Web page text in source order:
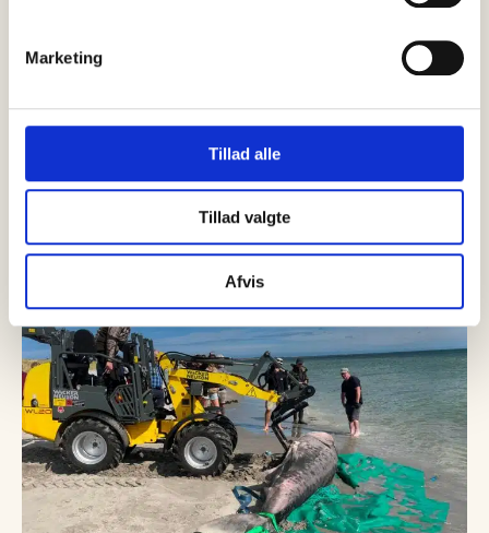
Marketing
Tillad alle
Tillad valgte
Afvis
Ulv med hvalp får myndighederne
til at fraråde færdsel i Bunken
Besøgende i Bunken Klitplantage opfordres i øjeblikket til at
holde sig væk fra en del af området, efter at en…